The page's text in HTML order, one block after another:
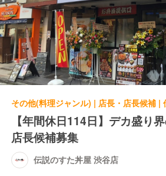
その他(料理ジャンル) | 店長・店長候補 |
【年間休日114日】デカ盛り
店長候補募集
伝説のすた丼屋 渋谷店